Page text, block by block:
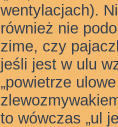
wentylacjach).
również nie
zime, czy
jeśli jest w ulu
„powietrze
to wówczas „ul